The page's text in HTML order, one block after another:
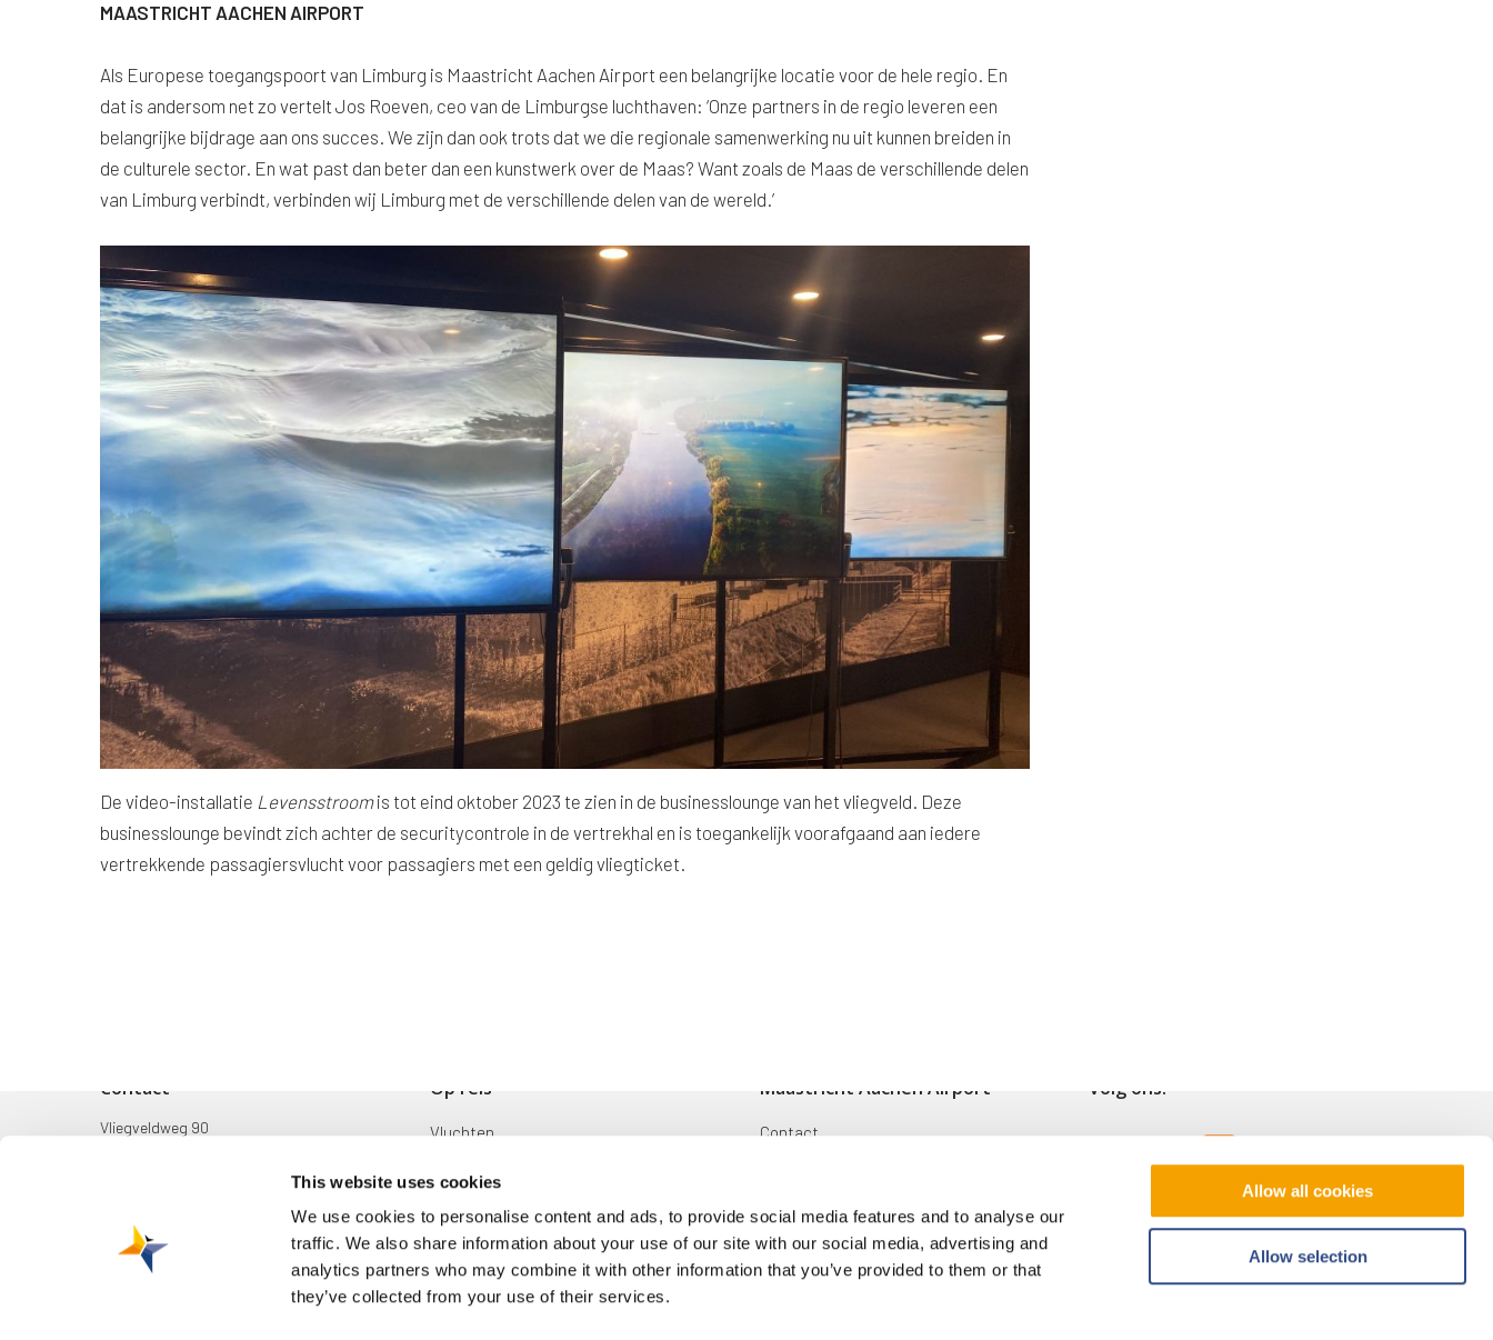
This website uses cookies
We use cookies to personalise content and ads, to provide social media features and to analyse our
traffic. We also share information about your use of our site with our social media, advertising and
analytics partners who may combine it with other information that you’ve provided to them or that
they’ve collected from your use of their services.
Allow all cookies
Allow selection
MAASTRICHT AACHEN AIRPORT
Als Europese toegangspoort van Limburg is Maastricht Aachen Airport een belangrijke locatie voor de hele regio. En
dat is andersom net zo vertelt Jos Roeven, ceo van de Limburgse luchthaven: ‘Onze partners in de regio leveren een
belangrijke bijdrage aan ons succes. We zijn dan ook trots dat we die regionale samenwerking nu uit kunnen breiden in
de culturele sector. En wat past dan beter dan een kunstwerk over de Maas? Want zoals de Maas de verschillende delen
van Limburg verbindt, verbinden wij Limburg met de verschillende delen van de wereld.’
De video-installatie Levensstroomis tot eind oktober 2023 te zien in de businesslounge van het vliegveld. Deze
businesslounge bevindt zich achter de securitycontrole in de vertrekhal en is toegankelijk voorafgaand aan iedere
vertrekkende passagiersvlucht voor passagiers met een geldig vliegticket.
Contact
Vliegveldweg 90
infodesk@maa.nl
Op reis
Vluchten
Bestemmingen
Mijn reis
Zoek & Boek
Maastricht Aachen Airport
Contact
Voorwaarden en reglementen
Disclaimer
Volg ons!